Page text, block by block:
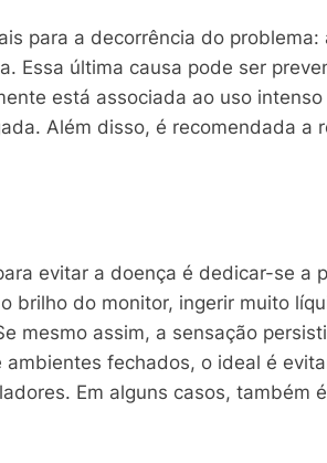
para a decorrência do
Essa última causa pode ser
está associada ao uso
Além disso, é recomendada a
evitar a doença é dedicar-se a
brilho do monitor, ingerir muito
mesmo assim, a sensação
ambientes fechados, o ideal é
Em alguns casos, também